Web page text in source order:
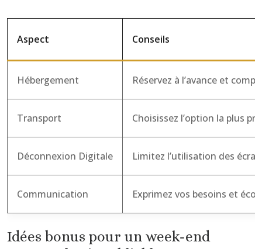
Aspect Conseils
Hébergement Réservez à l’avance et
Transport Choisissez l’option la plus
Déconnexion Digitale Limitez l’utilisation des
Communication Exprimez vos besoins et
Idées bonus pour un week-end